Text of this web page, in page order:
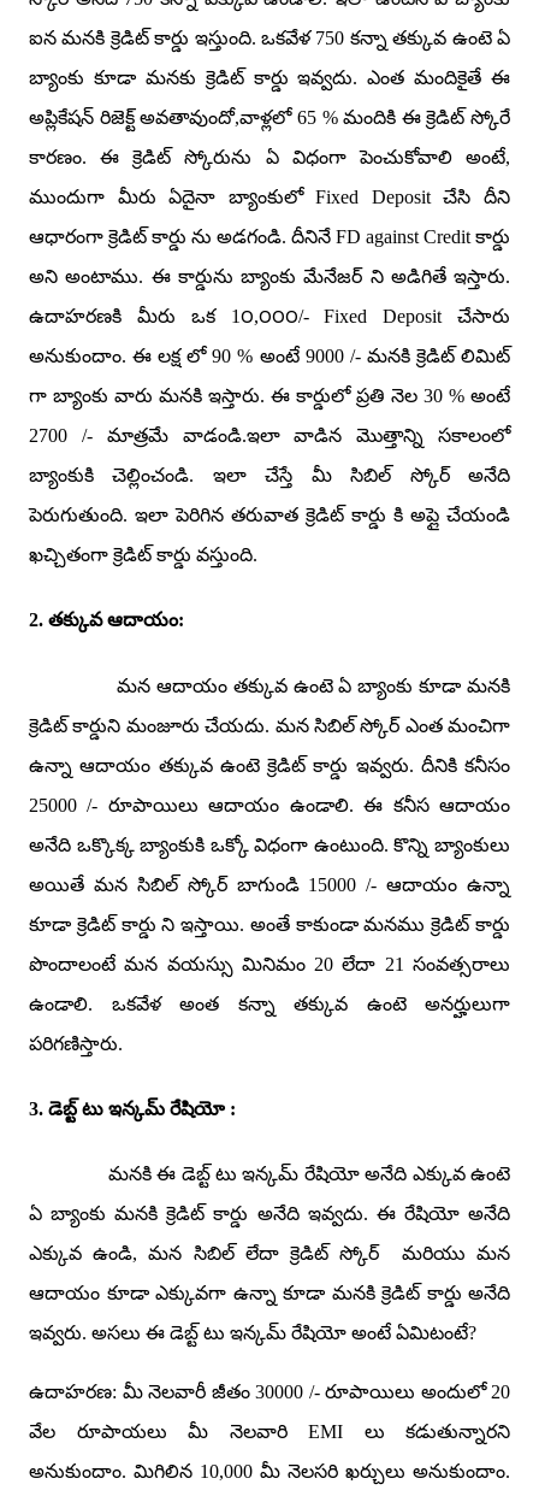
ఐన మనకి క్రెడిట్ కార్డు ఇస్తుంది. ఒకవేళ 750 కన్నా తక్కువ ఉంటె ఏ
బ్యాంకు కూడా మనకు క్రెడిట్ కార్డు ఇవ్వదు. ఎంత మందికైతే ఈ
అప్లికేషన్ రిజెక్ట్ అవతావుందో,వాళ్లలో 65 %మందికి ఈ క్రెడిట్ స్కోరే
కారణం. ఈ క్రెడిట్ స్కోరును ఏ విధంగా పెంచుకోవాలి అంటే,
ముందుగా మీరు ఏదైనా బ్యాంకులోFixed Depositచేసి దీని
ఆధారంగా క్రెడిట్ కార్డు ను అడగండి. దీనినే FD against Credit కార్డు
అని అంటాము. ఈ కార్డును బ్యాంకు మేనేజర్ ని అడిగితే ఇస్తారు.
ఉదాహరణకి మీరు ఒక 1౦,౦౦౦/-Fixed Depositచేసారు
అనుకుందాం. ఈ లక్ష లో90 % అంటే 9000 /- మనకి క్రెడిట్ లిమిట్
గా బ్యాంకు వారు మనకి ఇస్తారు. ఈ కార్డులో ప్రతి నెల 30 % అంటే
2700 /- మాత్రమే వాడండి.ఇలా వాడిన మొత్తాన్ని సకాలంలో
బ్యాంకుకి చెల్లించండి. ఇలా చేస్తే మీ సిబిల్ స్కోర్ అనేది
పెరుగుతుంది. ఇలా పెరిగిన తరువాత క్రెడిట్ కార్డు కి అప్లై చేయండి
ఖచ్చితంగా క్రెడిట్ కార్డు వస్తుంది.
2. తక్కువ ఆదాయం:
మన ఆదాయం తక్కువ ఉంటె ఏ బ్యాంకు కూడా మనకి
క్రెడిట్ కార్డుని మంజూరు చేయదు. మన సిబిల్ స్కోర్ ఎంత మంచిగా
ఉన్నా ఆదాయం తక్కువ ఉంటె క్రెడిట్ కార్డు ఇవ్వరు. దీనికి కనీసం
25000 /- రూపాయిలు ఆదాయం ఉండాలి. ఈ కనీస ఆదాయం
అనేది ఒక్కొక్క బ్యాంకుకి ఒక్కో విధంగా ఉంటుంది. కొన్ని బ్యాంకులు
అయితే మన సిబిల్ స్కోర్ బాగుండి 15000 /-ఆదాయం ఉన్నా
కూడా క్రెడిట్ కార్డు ని ఇస్తాయి. అంతే కాకుండా మనము క్రెడిట్ కార్డు
పొందాలంటే మన వయస్సు మినిమం 20లేదా 21సంవత్సరాలు
ఉండాలి. ఒకవేళ అంత కన్నా తక్కువ ఉంటె అనర్హులుగా
పరిగణిస్తారు.
3. డెబ్ట్ టు ఇన్కమ్ రేషియో :
మనకి ఈ డెబ్ట్ టు ఇన్కమ్ రేషియో అనేది ఎక్కువ ఉంటె
ఏ బ్యాంకు మనకి క్రెడిట్ కార్డు అనేది ఇవ్వదు. ఈ రేషియో అనేది
ఎక్కువ ఉండి,మన సిబిల్ లేదా క్రెడిట్ స్కోర్
మరియు మన
ఆదాయం కూడా ఎక్కువగా ఉన్నా కూడా మనకి క్రెడిట్ కార్డు అనేది
ఇవ్వరు. అసలు ఈ డెబ్ట్ టు ఇన్కమ్ రేషియో అంటే ఏమిటంటే?
ఉదాహరణ: మీ నెలవారీ జీతం 30000 /- రూపాయిలు అందులో 20
వేల రూపాయలు మీ నెలవారి EMI లు కడుతున్నారని
అనుకుందాం. మిగిలిన 10,000 మీ నెలసరి ఖర్చులు అనుకుందాం.